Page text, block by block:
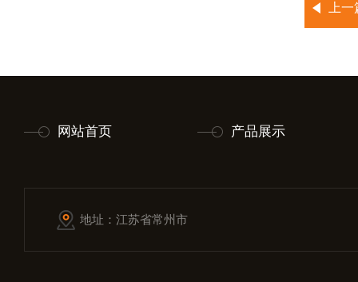
上
网站首页 产品展示
地址：江苏省常州市